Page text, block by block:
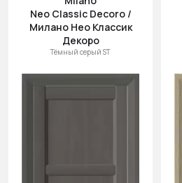
Neo Classic Decoro /
Милано Нео Классик
Декоро
Тёмный серый ST